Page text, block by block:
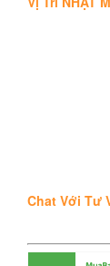
Chat Với Tư